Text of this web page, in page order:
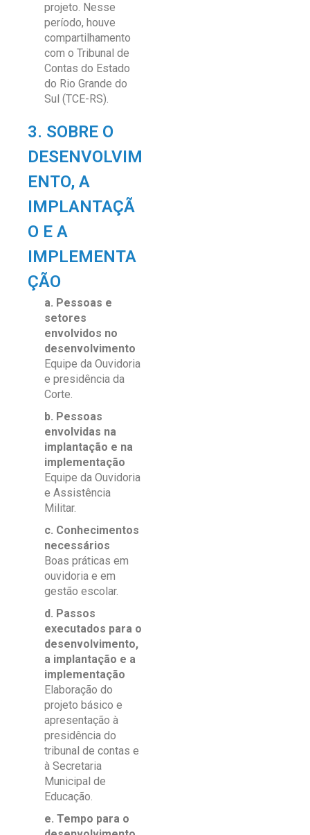
projeto. Nesse
período, houve
compartilhamento
com o Tribunal de
Contas do Estado
do Rio Grande do
Sul (TCE-RS).
3. SOBRE O
DESENVOLVIM
ENTO, A
IMPLANTAÇÃ
O E A
IMPLEMENTA
ÇÃO
a. Pessoas e
setores
envolvidos no
desenvolvimento
Equipe da Ouvidoria
e presidência da
Corte.
b. Pessoas
envolvidas na
implantação e na
implementação
Equipe da Ouvidoria
e Assistência
Militar.
c. Conhecimentos
necessários
Boas práticas em
ouvidoria e em
gestão escolar.
d. Passos
executados para o
desenvolvimento,
a implantação e a
implementação
Elaboração do
projeto básico e
apresentação à
presidência do
tribunal de contas e
à Secretaria
Municipal de
Educação.
e. Tempo para o